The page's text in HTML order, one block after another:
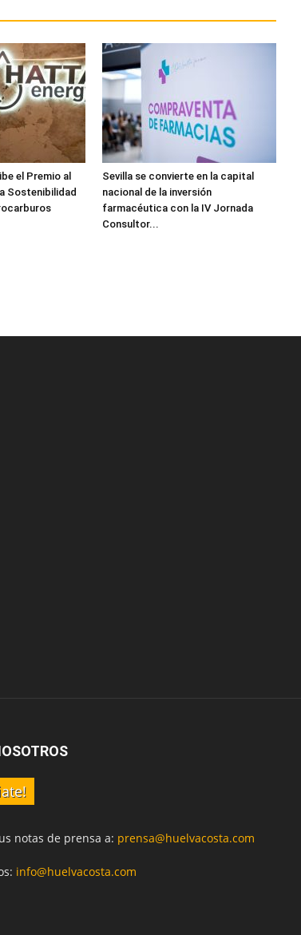
el Premio al
Sostenibilidad
Sevilla se convierte en la capital
nacional de la inversión
farmacéutica con la IV Jornada
Consultor...
notas de prensa a: prensa@huelvacosta.com
info@huelvacosta.com